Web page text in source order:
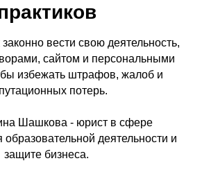
законно вести свою деятельность,
сайтом и персональными
избежать штрафов, жалоб и
потерь.
Шашкова - юрист в сфере
деятельности и
защите бизнеса.